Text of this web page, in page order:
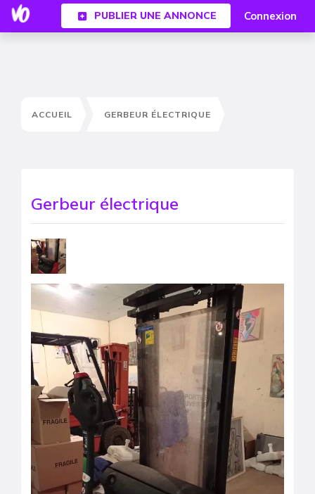
PUBLIER UNE ANNONCE Connexion
ACCUEIL GERBEUR ÉLECTRIQUE
Gerbeur électrique